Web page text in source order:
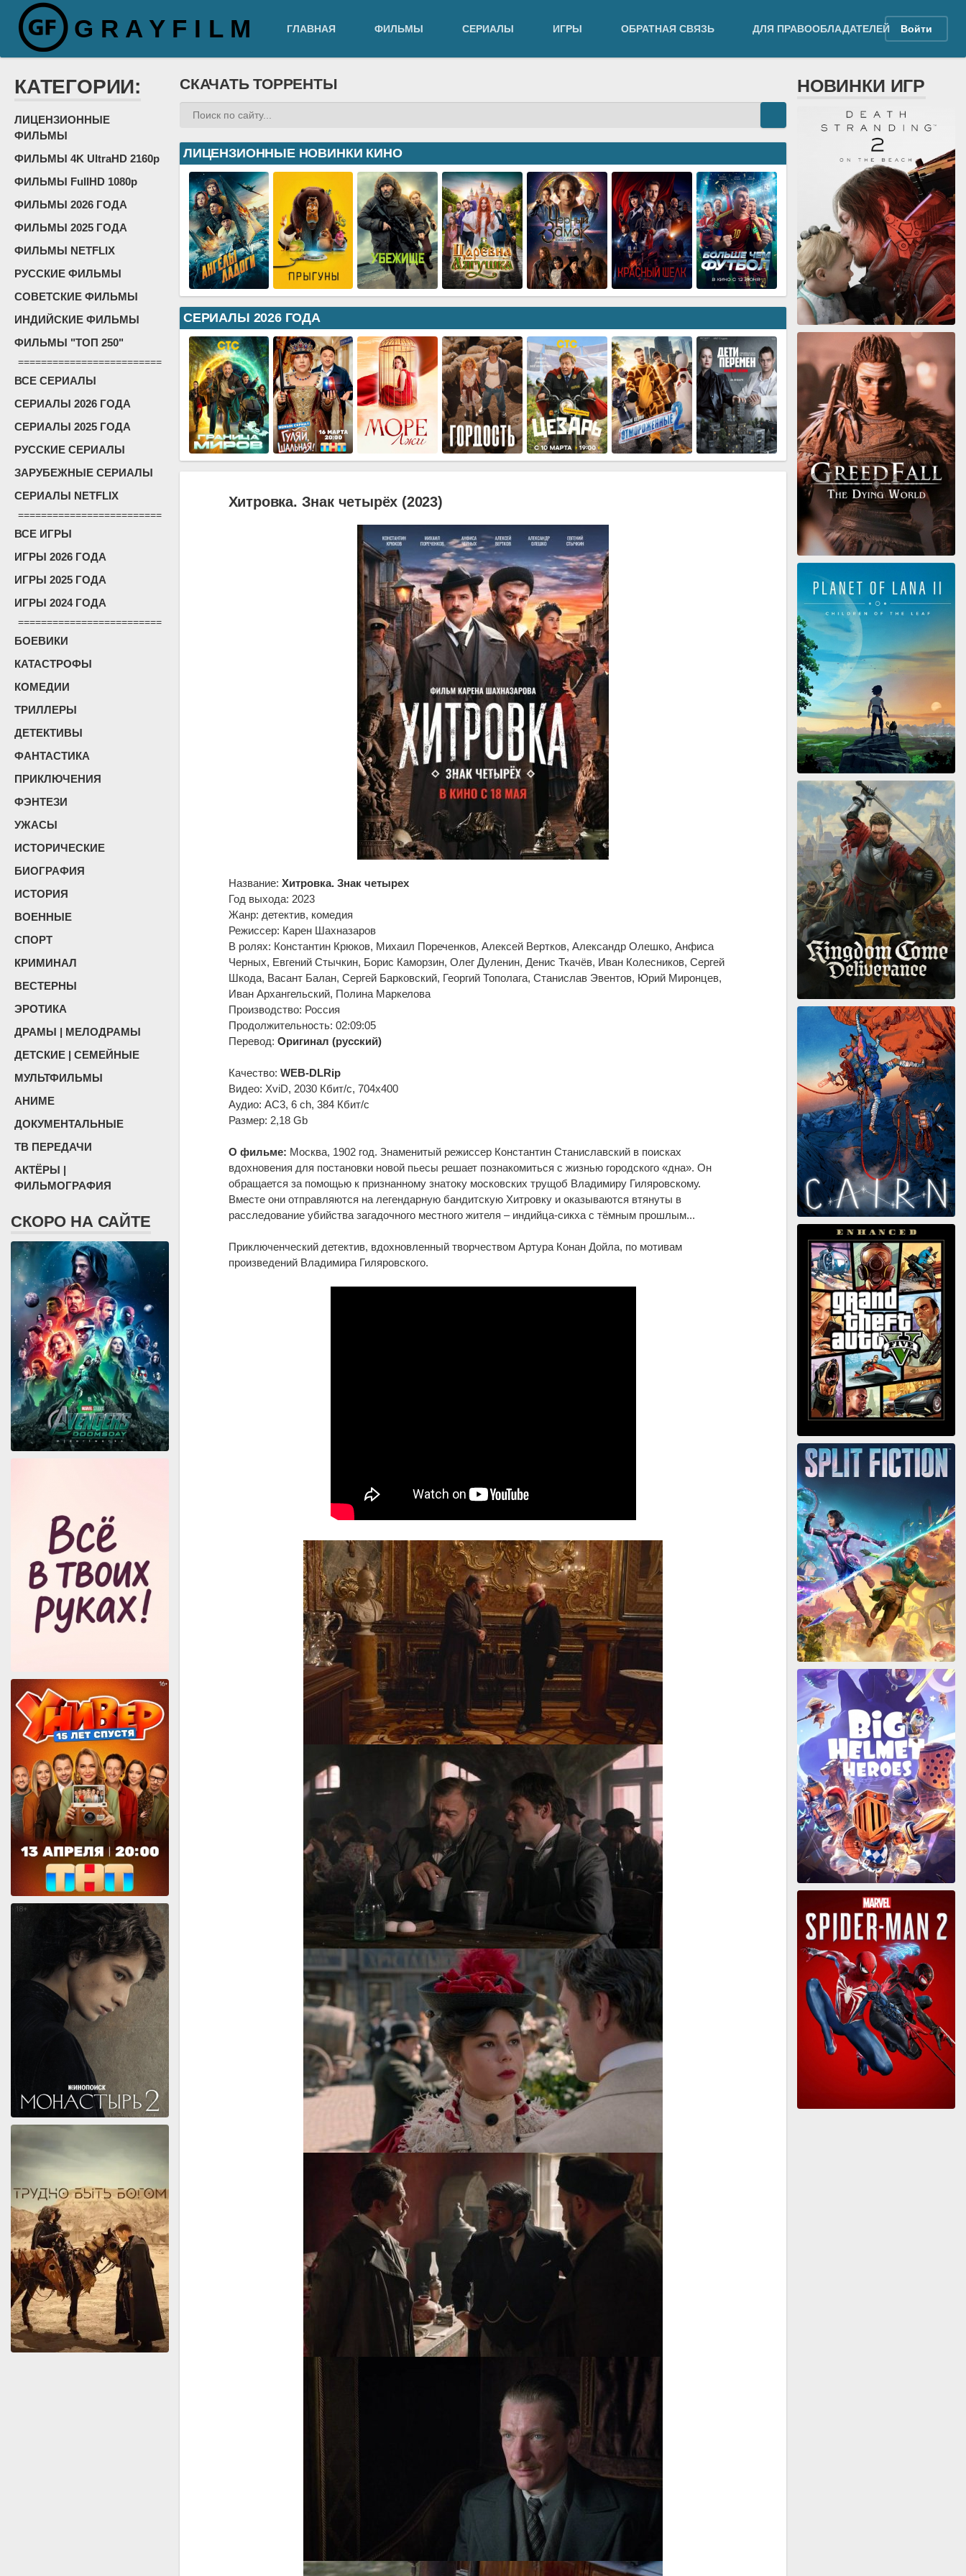
G R A Y F I L M ГЛАВНАЯ ФИЛЬМЫ СЕРИАЛЫ ИГРЫ ОБРАТНАЯ СВЯЗЬ ДЛЯ ПРАВООБЛАДАТЕЛЕЙ Войти
КАТЕГОРИИ:
ЛИЦЕНЗИОННЫЕ
ФИЛЬМЫ
ФИЛЬМЫ 4K UltraHD 2160p
ФИЛЬМЫ FullHD 1080p
ФИЛЬМЫ 2026 ГОДА
ФИЛЬМЫ 2025 ГОДА
ФИЛЬМЫ NETFLIX
РУССКИЕ ФИЛЬМЫ
СОВЕТСКИЕ ФИЛЬМЫ
ИНДИЙСКИЕ ФИЛЬМЫ
ФИЛЬМЫ "ТОП 250"
=========================
ВСЕ СЕРИАЛЫ
СЕРИАЛЫ 2026 ГОДА
СЕРИАЛЫ 2025 ГОДА
РУССКИЕ СЕРИАЛЫ
ЗАРУБЕЖНЫЕ СЕРИАЛЫ
СЕРИАЛЫ NETFLIX
=========================
ВСЕ ИГРЫ
ИГРЫ 2026 ГОДА
ИГРЫ 2025 ГОДА
ИГРЫ 2024 ГОДА
=========================
БОЕВИКИ
КАТАСТРОФЫ
КОМЕДИИ
ТРИЛЛЕРЫ
ДЕТЕКТИВЫ
ФАНТАСТИКА
ПРИКЛЮЧЕНИЯ
ФЭНТЕЗИ
УЖАСЫ
ИСТОРИЧЕСКИЕ
БИОГРАФИЯ
ИСТОРИЯ
ВОЕННЫЕ
СПОРТ
КРИМИНАЛ
ВЕСТЕРНЫ
ЭРОТИКА
ДРАМЫ | МЕЛОДРАМЫ
ДЕТСКИЕ | СЕМЕЙНЫЕ
МУЛЬТФИЛЬМЫ
АНИМЕ
ДОКУМЕНТАЛЬНЫЕ
ТВ ПЕРЕДАЧИ
АКТЁРЫ |
ФИЛЬМОГРАФИЯ
СКОРО НА САЙТЕ
СКАЧАТЬ ТОРРЕНТЫ
ЛИЦЕНЗИОННЫЕ НОВИНКИ КИНО
СЕРИАЛЫ 2026 ГОДА
Хитровка. Знак четырёх (2023)
Название: Хитровка. Знак четырех
Год выхода: 2023
Жанр: детектив, комедия
Режиссер: Карен Шахназаров
В ролях: Константин Крюков, Михаил Пореченков, Алексей Вертков, Александр Олешко, Анфиса
Черных, Евгений Стычкин, Борис Каморзин, Олег Дуленин, Денис Ткачёв, Иван Колесников, Сергей
Шкода, Васант Балан, Сергей Барковский, Георгий Тополага, Станислав Эвентов, Юрий Миронцев,
Иван Архангельский, Полина Маркелова
Производство: Россия
Продолжительность: 02:09:05
Перевод: Оригинал (русский)
Качество: WEB-DLRip
Видео: XviD, 2030 Кбит/с, 704x400
Аудио: AC3, 6 ch, 384 Кбит/с
Размер: 2,18 Gb
О фильме: Москва, 1902 год. Знаменитый режиссер Константин Станиславский в поисках
вдохновения для постановки новой пьесы решает познакомиться с жизнью городского «дна». Он
обращается за помощью к признанному знатоку московских трущоб Владимиру Гиляровскому.
Вместе они отправляются на легендарную бандитскую Хитровку и оказываются втянуты в
расследование убийства загадочного местного жителя – индийца-сикха с тёмным прошлым...
Приключенческий детектив, вдохновленный творчеством Артура Конан Дойла, по мотивам
произведений Владимира Гиляровского.
НОВИНКИ ИГР